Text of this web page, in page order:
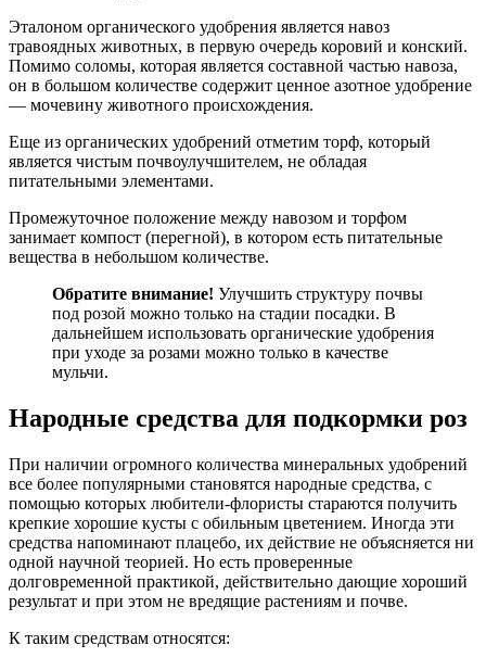
Эталоном органического удобрения является навоз
травоядных животных, в первую очередь коровий и конский.
Помимо соломы, которая является составной частью навоза,
он в большом количестве содержит ценное азотное удобрение
— мочевину животного происхождения.
Еще из органических удобрений отметим торф, который
является чистым почвоулучшителем, не обладая
питательными элементами.
Промежуточное положение между навозом и торфом
занимает компост (перегной), в котором есть питательные
вещества в небольшом количестве.
Обратите внимание! Улучшить структуру почвы
под розой можно только на стадии посадки. В
дальнейшем использовать органические удобрения
при уходе за розами можно только в качестве
мульчи.
Народные средства для подкормки роз
При наличии огромного количества минеральных удобрений
все более популярными становятся народные средства, с
помощью которых любители-флористы стараются получить
крепкие хорошие кусты с обильным цветением. Иногда эти
средства напоминают плацебо, их действие не объясняется ни
одной научной теорией. Но есть проверенные
долговременной практикой, действительно дающие хороший
результат и при этом не вредящие растениям и почве.
К таким средствам относятся: